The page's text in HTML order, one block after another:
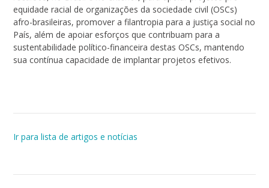
equidade racial de organizações da sociedade civil (OSCs)
afro-brasileiras, promover a filantropia para a justiça social no
País, além de apoiar esforços que contribuam para a
sustentabilidade político-financeira destas OSCs, mantendo
sua contínua capacidade de implantar projetos efetivos.
Ir para lista de artigos e notícias